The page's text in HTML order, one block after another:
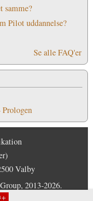
samme?
Pilot uddannelse?
Se alle FAQ'er
Valby
2013-2026.